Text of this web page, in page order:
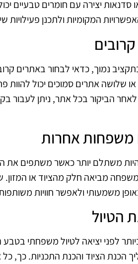
סדנאות יצירה עם חומרים טבעיים
המקומיות ולתכנן פעילויות
נמוך, כדאי לבחור באתרים
או שלושה אתרים סמוכים יכול להוות
הביקור בכל אתר, ניתן לעבור
משפחות אחרות
משתלם יותר כאשר משתפים את
מביאה חלק מהציוד או המזון.
משמעותי ולאפשר חוויות
הטיול
לפני יציאה לטיול משפחתי בטבע
הציוד והכנת התכניות. כך, כל